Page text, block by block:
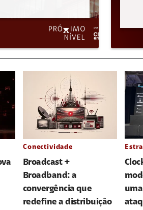
Conectividade
Broadcast +
Broadband: a
convergência que
redefine a distribuição